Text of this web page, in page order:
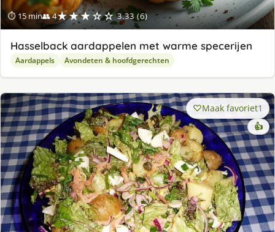
⏱ 15 min👥 4★★★☆☆ 3.33 (6)
Hasselback aardappelen met warme specerijen
Aardappels Avondeten & hoofdgerechten
Maak favoriet1
👍